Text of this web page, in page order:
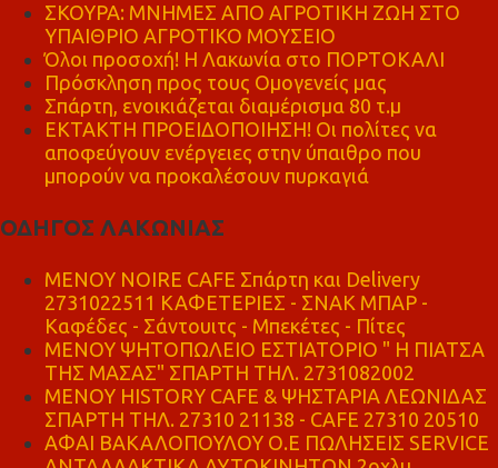
ΣΚΟΥΡΑ: ΜΝΗΜΕΣ ΑΠΟ ΑΓΡΟΤΙΚΗ ΖΩΗ ΣΤΟ
ΥΠΑΙΘΡΙΟ ΑΓΡΟΤΙΚΟ ΜΟΥΣΕΙΟ
Όλοι προσοχή! Η Λακωνία στο ΠΟΡΤΟΚΑΛΙ
Πρόσκληση προς τους Ομογενείς μας
Σπάρτη, ενοικιάζεται διαμέρισμα 80 τ.μ
ΕΚΤΑΚΤΗ ΠΡΟΕΙΔΟΠΟΙΗΣΗ! Οι πολίτες να
αποφεύγουν ενέργειες στην ύπαιθρο που
μπορούν να προκαλέσουν πυρκαγιά
ΟΔΗΓΟΣ ΛΑΚΩΝΙΑΣ
MENOY NOIRE CAFE Σπάρτη και Delivery
2731022511 ΚΑΦΕΤΕΡΙΕΣ - ΣΝΑΚ ΜΠΑΡ -
Καφέδες - Σάντουιτς - Μπεκέτες - Πίτες
ΜΕΝΟΥ ΨΗΤΟΠΩΛΕΙΟ ΕΣΤΙΑΤΟΡΙΟ " Η ΠΙΑΤΣΑ
ΤΗΣ ΜΑΣΑΣ" ΣΠΑΡΤΗ ΤΗΛ. 2731082002
ΜΕΝΟΥ HISTORY CAFE & ΨΗΣΤΑΡΙΑ ΛΕΩΝΙΔΑΣ
ΣΠΑΡΤΗ ΤΗΛ. 27310 21138 - CAFE 27310 20510
ΑΦΑΙ ΒΑΚΑΛΟΠΟΥΛΟΥ Ο.Ε ΠΩΛΗΣΕΙΣ SERVICE